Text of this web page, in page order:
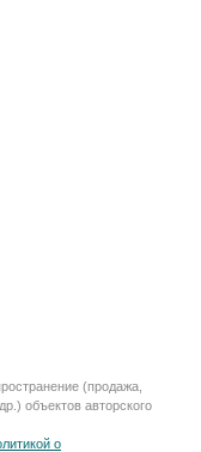
(продажа,
объектов авторского
о